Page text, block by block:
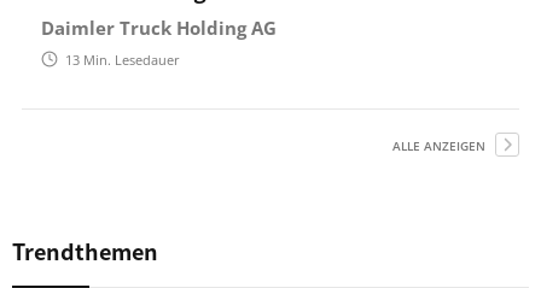
Daimler Truck Holding AG
13 Min. Lesedauer
ALLE ANZEIGEN
Trendthemen